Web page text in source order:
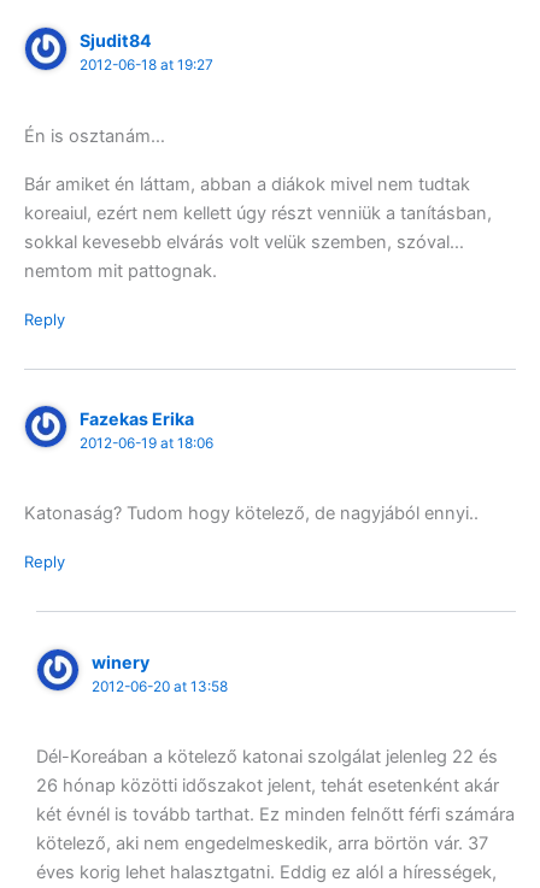
Sjudit84
2012-06-18 at 19:27
Én is osztanám…
Bár amiket én láttam, abban a diákok mivel nem tudtak
koreaiul, ezért nem kellett úgy részt venniük a tanításban,
sokkal kevesebb elvárás volt velük szemben, szóval…
nemtom mit pattognak.
Reply
Fazekas Erika
2012-06-19 at 18:06
Katonaság? Tudom hogy kötelező, de nagyjából ennyi..
Reply
winery
2012-06-20 at 13:58
Dél-Koreában a kötelező katonai szolgálat jelenleg 22 és
26 hónap közötti időszakot jelent, tehát esetenként akár
két évnél is tovább tarthat. Ez minden felnőtt férfi számára
kötelező, aki nem engedelmeskedik, arra börtön vár. 37
éves korig lehet halasztgatni. Eddig ez alól a hírességek,